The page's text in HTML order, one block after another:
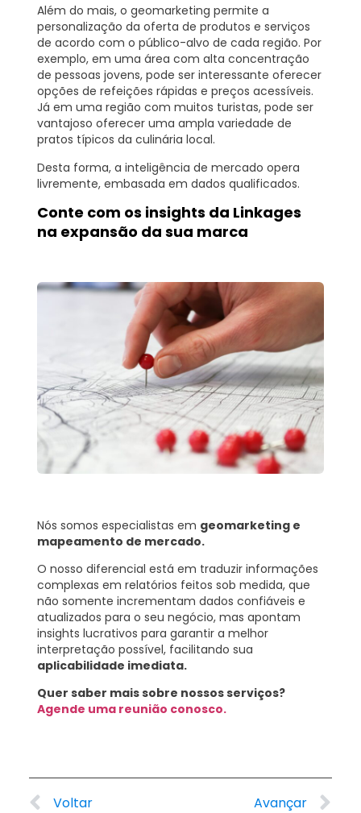
Além do mais, o geomarketing permite a
personalização da oferta de produtos e serviços
de acordo com o público-alvo de cada região. Por
exemplo, em uma área com alta concentração
de pessoas jovens, pode ser interessante oferecer
opções de refeições rápidas e preços acessíveis.
Já em uma região com muitos turistas, pode ser
vantajoso oferecer uma ampla variedade de
pratos típicos da culinária local.
Desta forma, a inteligência de mercado opera
livremente, embasada em dados qualificados.
Conte com os insights da Linkages
na expansão da sua marca
Nós somos especialistas em geomarketing e
mapeamento de mercado.
O nosso diferencial está em traduzir informações
complexas em relatórios feitos sob medida, que
não somente incrementam dados confiáveis e
atualizados para o seu negócio, mas apontam
insights lucrativos para garantir a melhor
interpretação possível, facilitando sua
aplicabilidade imediata.
Quer saber mais sobre nossos serviços?
Agende uma reunião conosco.
Voltar Avançar